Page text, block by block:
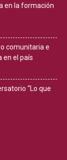
en la formación
comunitaria e
en el país
“Lo que